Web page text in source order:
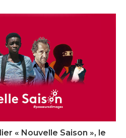
« Nouvelle Saison », le